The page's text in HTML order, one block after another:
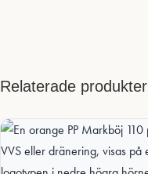
Relaterade produkter